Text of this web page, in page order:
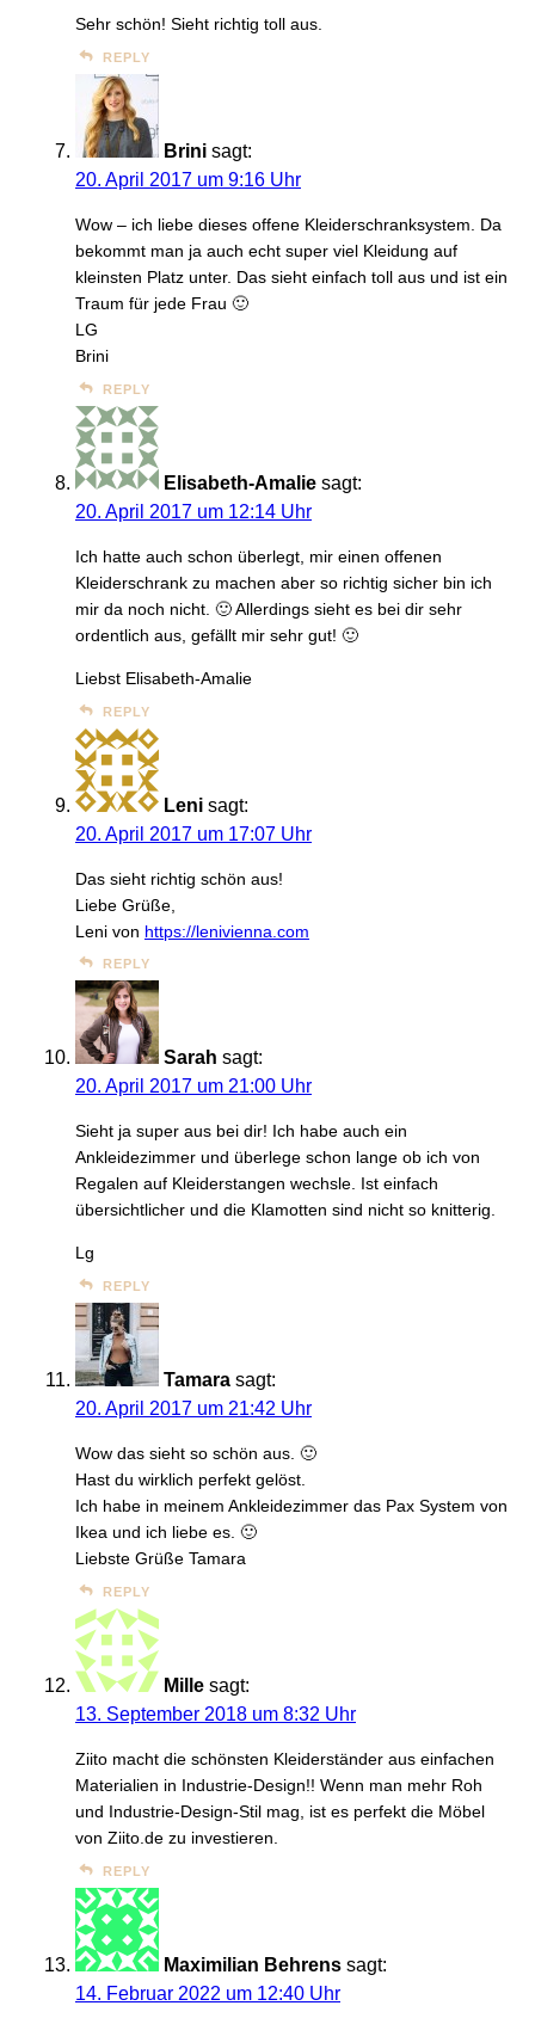
Sehr schön! Sieht richtig toll aus.
REPLY
Brini sagt:
20. April 2017 um 9:16 Uhr
Wow – ich liebe dieses offene Kleiderschranksystem. Da
bekommt man ja auch echt super viel Kleidung auf
kleinsten Platz unter. Das sieht einfach toll aus und ist ein
Traum für jede Frau 🙂
LG
Brini
REPLY
Elisabeth-Amalie sagt:
20. April 2017 um 12:14 Uhr
Ich hatte auch schon überlegt, mir einen offenen
Kleiderschrank zu machen aber so richtig sicher bin ich
mir da noch nicht. 🙂 Allerdings sieht es bei dir sehr
ordentlich aus, gefällt mir sehr gut! 🙂
Liebst Elisabeth-Amalie
REPLY
Leni sagt:
20. April 2017 um 17:07 Uhr
Das sieht richtig schön aus!
Liebe Grüße,
Leni von https://lenivienna.com
REPLY
Sarah sagt:
20. April 2017 um 21:00 Uhr
Sieht ja super aus bei dir! Ich habe auch ein
Ankleidezimmer und überlege schon lange ob ich von
Regalen auf Kleiderstangen wechsle. Ist einfach
übersichtlicher und die Klamotten sind nicht so knitterig.
Lg
REPLY
Tamara sagt:
20. April 2017 um 21:42 Uhr
Wow das sieht so schön aus. 🙂
Hast du wirklich perfekt gelöst.
Ich habe in meinem Ankleidezimmer das Pax System von
Ikea und ich liebe es. 🙂
Liebste Grüße Tamara
REPLY
Mille sagt:
13. September 2018 um 8:32 Uhr
Ziito macht die schönsten Kleiderständer aus einfachen
Materialien in Industrie-Design!! Wenn man mehr Roh
und Industrie-Design-Stil mag, ist es perfekt die Möbel
von Ziito.de zu investieren.
REPLY
Maximilian Behrens sagt:
14. Februar 2022 um 12:40 Uhr